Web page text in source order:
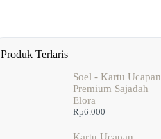
Produk Terlaris
Soel - Kartu Ucapan
Premium Sajadah
Elora
Rp6.000
Kartu Ucapan